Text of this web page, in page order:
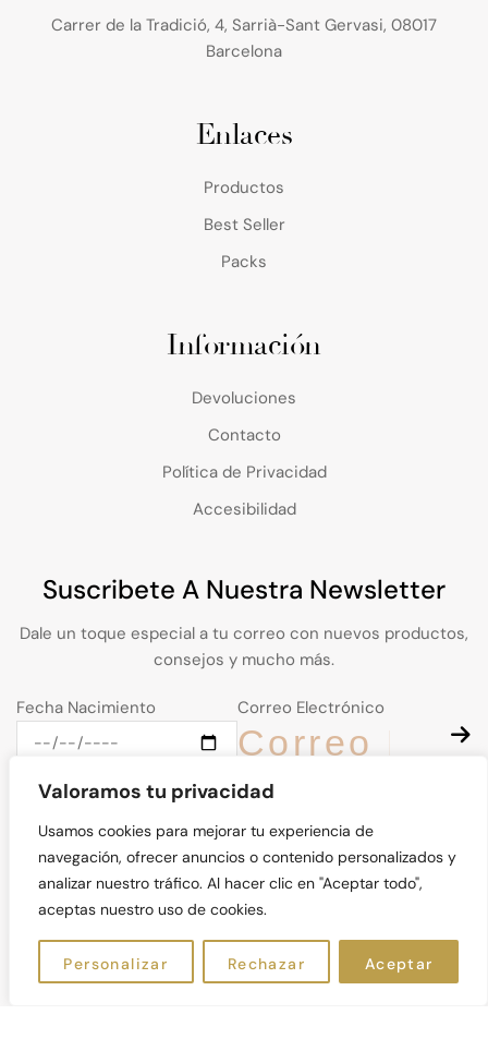
Valoramos tu privacidad
Usamos cookies para mejorar tu experiencia de
navegación, ofrecer anuncios o contenido personalizados y
analizar nuestro tráfico. Al hacer clic en "Aceptar todo",
aceptas nuestro uso de cookies.
Personalizar Rechazar Aceptar
Carrer de la Tradició, 4, Sarrià-Sant Gervasi, 08017
Barcelona
Enlaces
Productos
Best Seller
Packs
Información
Devoluciones
Contacto
Política de Privacidad
Accesibilidad
Suscribete A Nuestra Newsletter
Dale un toque especial a tu correo con nuevos productos,
consejos y mucho más.
Fecha Nacimiento Correo Electrónico
© Kalos Natural 2026. Derechos Reservados